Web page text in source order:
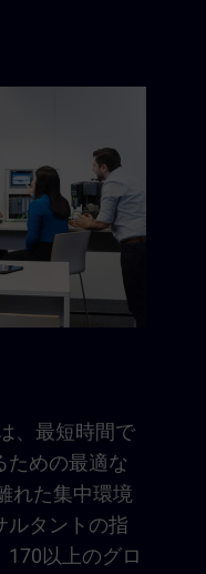
、最短時間で
ための最適な
れた集中環境
ルタントの指
170以上のグロ